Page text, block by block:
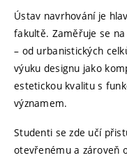
Ústav navrhování je
fakultě. Zaměřuje se
– od urbanistických
výuku designu jako
estetickou kvalitu s
významem.
Studenti se zde učí
otevřenému a zároveň